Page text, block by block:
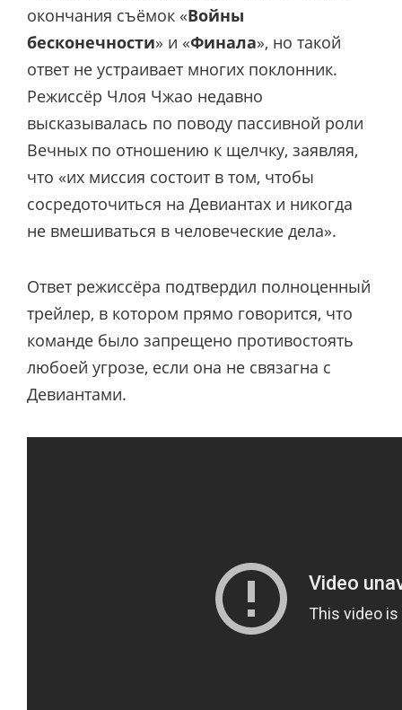
окончания съёмок «Войны
бесконечности» и «Финала», но такой
ответ не устраивает многих поклонник.
Режиссёр Члоя Чжао недавно
высказывалась по поводу пассивной роли
Вечных по отношению к щелчку, заявляя,
что «их миссия состоит в том, чтобы
сосредоточиться на Девиантах и никогда
не вмешиваться в человеческие дела».
Ответ режиссёра подтвердил полноценный
трейлер, в котором прямо говорится, что
команде было запрещено противостоять
любоей угрозе, если она не связагна с
Девиантами.